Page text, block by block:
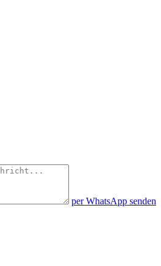
per WhatsApp senden